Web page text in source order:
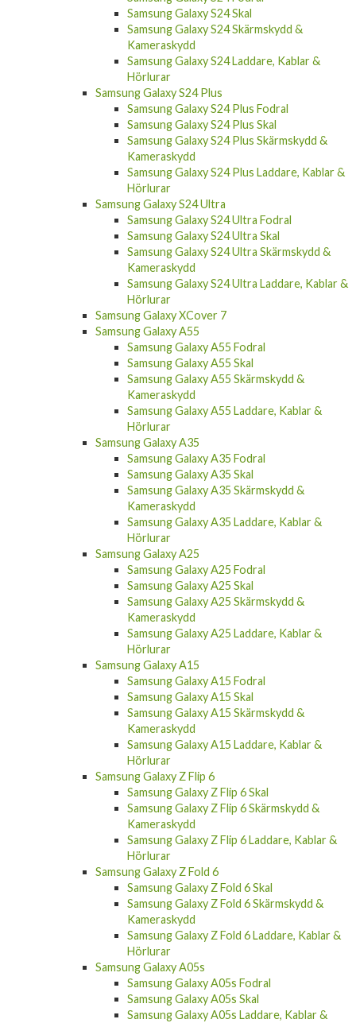
Samsung Galaxy S24 Skal
Samsung Galaxy S24 Skärmskydd &
Kameraskydd
Samsung Galaxy S24 Laddare, Kablar &
Hörlurar
Samsung Galaxy S24 Plus
Samsung Galaxy S24 Plus Fodral
Samsung Galaxy S24 Plus Skal
Samsung Galaxy S24 Plus Skärmskydd &
Kameraskydd
Samsung Galaxy S24 Plus Laddare, Kablar &
Hörlurar
Samsung Galaxy S24 Ultra
Samsung Galaxy S24 Ultra Fodral
Samsung Galaxy S24 Ultra Skal
Samsung Galaxy S24 Ultra Skärmskydd &
Kameraskydd
Samsung Galaxy S24 Ultra Laddare, Kablar &
Hörlurar
Samsung Galaxy XCover 7
Samsung Galaxy A55
Samsung Galaxy A55 Fodral
Samsung Galaxy A55 Skal
Samsung Galaxy A55 Skärmskydd &
Kameraskydd
Samsung Galaxy A55 Laddare, Kablar &
Hörlurar
Samsung Galaxy A35
Samsung Galaxy A35 Fodral
Samsung Galaxy A35 Skal
Samsung Galaxy A35 Skärmskydd &
Kameraskydd
Samsung Galaxy A35 Laddare, Kablar &
Hörlurar
Samsung Galaxy A25
Samsung Galaxy A25 Fodral
Samsung Galaxy A25 Skal
Samsung Galaxy A25 Skärmskydd &
Kameraskydd
Samsung Galaxy A25 Laddare, Kablar &
Hörlurar
Samsung Galaxy A15
Samsung Galaxy A15 Fodral
Samsung Galaxy A15 Skal
Samsung Galaxy A15 Skärmskydd &
Kameraskydd
Samsung Galaxy A15 Laddare, Kablar &
Hörlurar
Samsung Galaxy Z Flip 6
Samsung Galaxy Z Flip 6 Skal
Samsung Galaxy Z Flip 6 Skärmskydd &
Kameraskydd
Samsung Galaxy Z Flip 6 Laddare, Kablar &
Hörlurar
Samsung Galaxy Z Fold 6
Samsung Galaxy Z Fold 6 Skal
Samsung Galaxy Z Fold 6 Skärmskydd &
Kameraskydd
Samsung Galaxy Z Fold 6 Laddare, Kablar &
Hörlurar
Samsung Galaxy A05s
Samsung Galaxy A05s Fodral
Samsung Galaxy A05s Skal
Samsung Galaxy A05s Laddare, Kablar &